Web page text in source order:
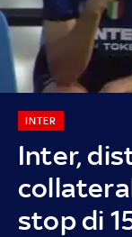
Inter,
stop di
INTER